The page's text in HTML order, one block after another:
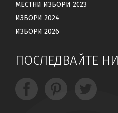
МЕСТНИ ИЗБОРИ 2023
ИЗБОРИ 2024
ИЗБОРИ 2026
ПОСЛЕДВАЙТЕ НИ